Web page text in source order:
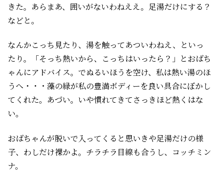
きた。あらまあ、囲いがないわねええ。足湯だけにする？
などと。
なんかこっち見たり、湯を触ってあついわねえ、といっ
たり。「そっち熱いから、こっちはいったら？」とおばち
ゃんにアドバイス。でぬるいほうを空け、私は熱い湯のほ
うへ・・・藻の緑が私の豊満ボディーを良い具合にぼかし
てくれた。あづい。いや慣れてきてさっきほど熱くはな
い。
おばちゃんが脱いで入ってくると思いきや足湯だけの様
子、わしだけ裸かよ。チラチラ目線も合うし、コッチミン
ナ。